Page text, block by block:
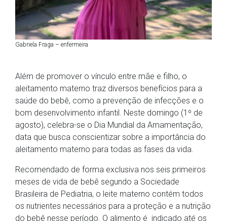
Gabriela Fraga – enfermeira
Além de promover o vínculo entre mãe e filho, o
aleitamento materno traz diversos benefícios para a
saúde do bebê, como a prevenção de infecções e o
bom desenvolvimento infantil. Neste domingo (1º de
agosto), celebra-se o Dia Mundial da Amamentação,
data que busca conscientizar sobre a importância do
aleitamento materno para todas as fases da vida.
Recomendado de forma exclusiva nos seis primeiros
meses de vida de bebê segundo a Sociedade
Brasileira de Pediatria, o leite materno contém todos
os nutrientes necessários para a proteção e a nutrição
do bebê nesse período. O alimento é indicado até os